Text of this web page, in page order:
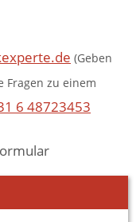
(Geben
Fragen zu einem
6 48723453